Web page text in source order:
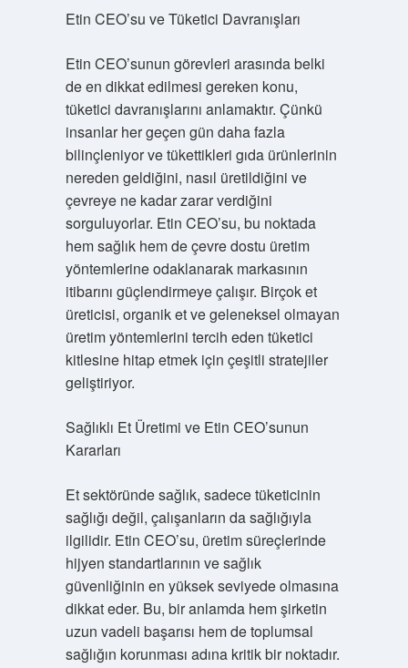
Etin CEO’su ve Tüketici Davranışları
Etin CEO’sunun görevleri arasında belki
de en dikkat edilmesi gereken konu,
tüketici davranışlarını anlamaktır. Çünkü
insanlar her geçen gün daha fazla
bilinçleniyor ve tükettikleri gıda ürünlerinin
nereden geldiğini, nasıl üretildiğini ve
çevreye ne kadar zarar verdiğini
sorguluyorlar. Etin CEO’su, bu noktada
hem sağlık hem de çevre dostu üretim
yöntemlerine odaklanarak markasının
itibarını güçlendirmeye çalışır. Birçok et
üreticisi, organik et ve geleneksel olmayan
üretim yöntemlerini tercih eden tüketici
kitlesine hitap etmek için çeşitli stratejiler
geliştiriyor.
Sağlıklı Et Üretimi ve Etin CEO’sunun
Kararları
Et sektöründe sağlık, sadece tüketicinin
sağlığı değil, çalışanların da sağlığıyla
ilgilidir. Etin CEO’su, üretim süreçlerinde
hijyen standartlarının ve sağlık
güvenliğinin en yüksek seviyede olmasına
dikkat eder. Bu, bir anlamda hem şirketin
uzun vadeli başarısı hem de toplumsal
sağlığın korunması adına kritik bir noktadır.